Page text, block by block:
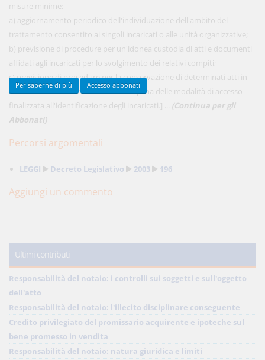
misure minime:
a) aggiornamento periodico dell'individuazione dell'ambito del
trattamento consentito ai singoli incaricati o alle unità organizzative;
b) previsione di procedure per un'idonea custodia di atti e documenti
affidati agli incaricati per lo svolgimento dei relativi compiti;
c) previsione di procedure per la conservazione di determinati atti in
archivi ad accesso selezionato e disciplina delle modalità di accesso
finalizzata all'identificazione degli incaricati.] ... (Continua per gli
Abbonati)
Percorsi argomentali
LEGGI Decreto Legislativo 2003 196
Aggiungi un commento
Ultimi contributi
Responsabilità del notaio: i controlli sui soggetti e sull'oggetto
dell'atto
Responsabilità del notaio: l'illecito disciplinare conseguente
Credito privilegiato del promissario acquirente e ipoteche sul
bene promesso in vendita
Responsabilità del notaio: natura giuridica e limiti
Acquista ora
Per saperne di più Accesso abbonati